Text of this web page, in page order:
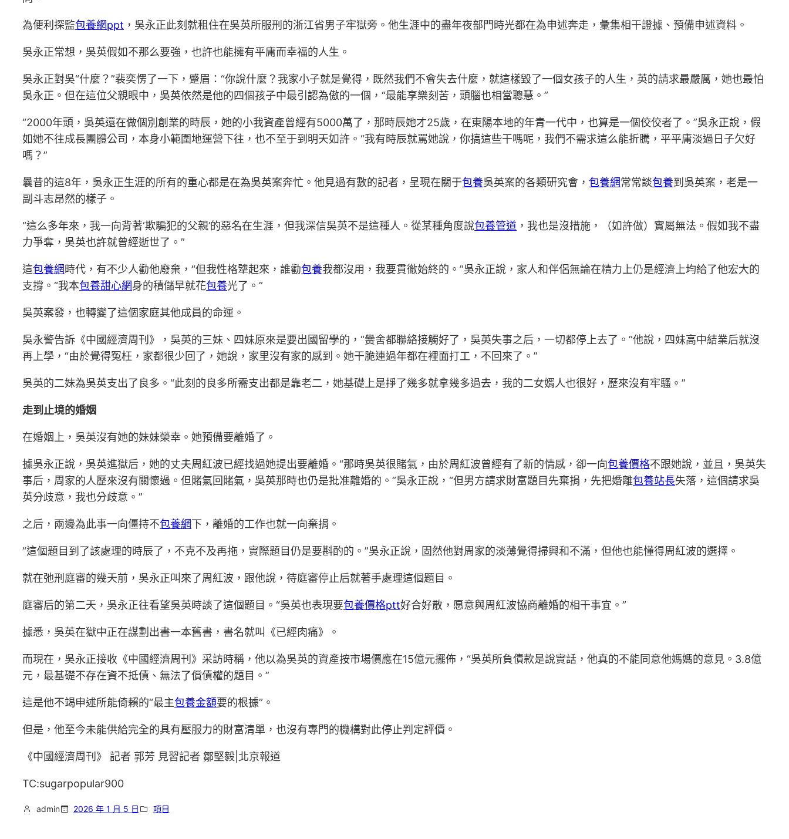
為便利探監包養網ppt ，吳永正此刻就租住在吳英所服刑的浙江省男子牢獄旁。他生涯中的盡年夜部門時光都在為申述奔走，彙集相干證據、預備申述資料。
吳永正常想，吳英假如不那么要強，也許也能擁有平庸而幸福的人生。
吳永正對吳“什麼？”裴奕愣了一下，蹙眉：“你說什麼？我家小子就是覺得，既然我們不會失去什麼，就這樣毀了一個女孩子的人生，英的請求最嚴厲，她也最怕
吳永正。但在這位父親眼中，吳英依然是他的四個孩子中最引認為傲的一個，“最能享樂刻苦，頭腦也相當聰慧。”
“2000年頭，吳英還在做個別創業的時辰，她的小我資產曾經有5000萬了，那時辰她才25歲，在東陽本地的年青一代中，也算是一個佼佼者了。”吳永正說，假
如她不往成長團體公司，本身小範圍地運營下往，也不至于到明天如許。“我有時辰就罵她說，你搞這些干嗎呢，我們不需求這么能折騰，平平庸淡過日子欠好
嗎？”
曩昔的這8年，吳永正生涯的所有的重心都是在為吳英案奔忙。他見過有數的記者，呈現在關于包養吳英案的各類研究會， 包養網常常談包養到吳英案，老是一
副斗志昂然的樣子。
“這么多年來，我一向背著‘欺騙犯的父親’的惡名在生涯，但我深信吳英不是這種人。從某種角度說包養管道 ，我也是沒措施，（如許做）實屬無法。假如我不盡
力爭奪，吳英也許就曾經逝世了。”
這包養網時代，有不少人勸他廢棄，“但我性格犟起來，誰勸包養我都沒用，我要貫徹始終的。”吳永正說，家人和伴侶無論在精力上仍是經濟上均給了他宏大的
支撐。“我本包養甜心網身的積儲早就花包養光了。”
吳英案發，也轉變了這個家庭其他成員的命運。
吳永警告訴《中國經濟周刊》，吳英的三妹、四妹原來是要出國留學的，“黌舍都聯絡接觸好了，吳英失事之后，一切都停上去了。”他說，四妹高中結業后就沒
再上學，“由於覺得冤枉，家都很少回了，她說，家里沒有家的感到。她干脆連過年都在裡面打工，不回來了。”
吳英的二妹為吳英支出了良多。“此刻的良多所需支出都是靠老二，她基礎上是掙了幾多就拿幾多過去，我的二女婿人也很好，歷來沒有牢騷。”
走到止境的婚姻
在婚姻上，吳英沒有她的妹妹榮幸。她預備要離婚了。
據吳永正說，吳英進獄后，她的丈夫周紅波已經找過她提出要離婚。“那時吳英很賭氣，由於周紅波曾經有了新的情感，卻一向包養價格不跟她說，並且，吳英失
事后，周家的人歷來沒有關懷過。但賭氣回賭氣，吳英那時也仍是批准離婚的。”吳永正說，“但男方請求財富題目先棄捐，先把婚離包養站長失落，這個請求吳
英分歧意，我也分歧意。”
之后，兩邊為此事一向僵持不包養網下，離婚的工作也就一向棄捐。
“這個題目到了該處理的時辰了，不克不及再拖，實際題目仍是要斟酌的。”吳永正說，固然他對周家的淡薄覺得掃興和不滿，但他也能懂得周紅波的選擇。
就在弛刑庭審的幾天前，吳永正叫來了周紅波，跟他說，待庭審停止后就著手處理這個題目。
庭審后的第二天，吳永正往看望吳英時談了這個題目。“吳英也表現要包養價格ptt好合好散，愿意與周紅波協商離婚的相干事宜。”
據悉，吳英在獄中正在謀劃出書一本舊書，書名就叫《已經肉痛》。
而現在，吳永正接收《中國經濟周刊》采訪時稱，他以為吳英的資產按市場價應在15億元擺佈，“吳英所負債款是說實話，他真的不能同意他媽媽的意見。3.8億
元，最基礎不存在資不抵債、無法了償債權的題目。”
這是他不竭申述所能倚賴的“最主包養金額要的根據”。
但是，他至今未能供給完全的具有壓服力的財富清單，也沒有專門的機構對此停止判定評價。
《中國經濟周刊》 記者 郭芳 見習記者 鄒堅毅|北京報道
TC:sugarpopular900
admin 2026 年 1 月 5 日 項目